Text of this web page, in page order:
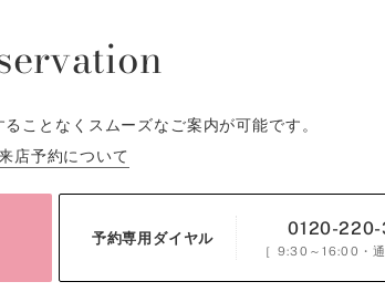
ことなくスムーズなご案内が可能です。
店予約について
予約専用ダイヤル 0120-
［ 9:30～16:00 ・